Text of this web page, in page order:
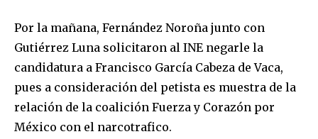
Por la mañana, Fernández Noroña junto con
Gutiérrez Luna solicitaron al INE negarle la
candidatura a Francisco García Cabeza de Vaca,
pues a consideración del petista es muestra de la
relación de la coalición Fuerza y Corazón por
México con el narcotrafico.